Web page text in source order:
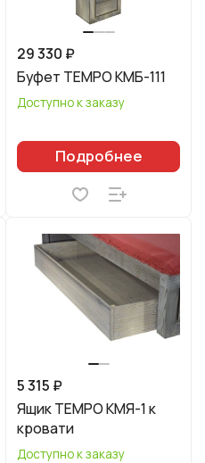
29 330 ₽
Буфет TEMPO КМБ-111
Доступно к заказу
Подробнее
5 315 ₽
Ящик TEMPO КМЯ-1 к
кровати
Доступно к заказу